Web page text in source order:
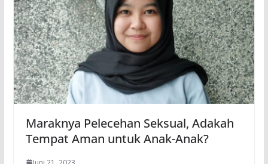
Maraknya Pelecehan Seksual, Adakah
Tempat Aman untuk Anak-Anak?